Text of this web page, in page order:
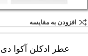
افزودن به مقایسه